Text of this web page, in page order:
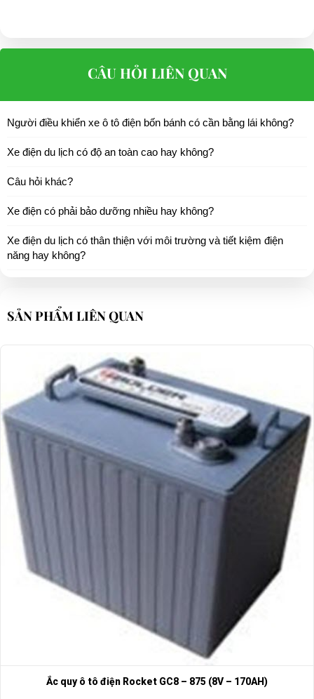
CÂU HỎI LIÊN QUAN
Người điều khiển xe ô tô điện bốn bánh có cần bằng lái không?
Xe điện du lịch có độ an toàn cao hay không?
Câu hỏi khác?
Xe điện có phải bảo dưỡng nhiều hay không?
Xe điện du lịch có thân thiện với môi trường và tiết kiệm điện
năng hay không?
SẢN PHẨM LIÊN QUAN
Ắc quy ô tô điện Rocket GC8 – 875 (8V – 170AH)